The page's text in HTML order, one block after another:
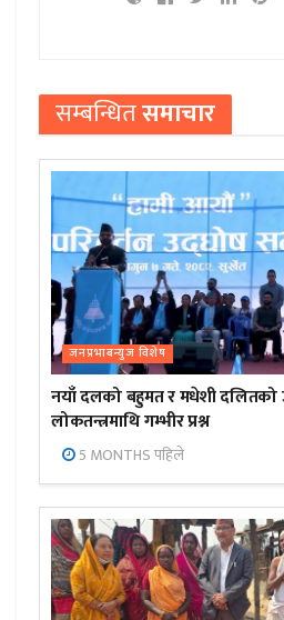
सम्बन्धितसमाचार
जनप्रभाबन्युज विशेष
नयाँ दलको बहुमत र मधेशी दलितको
लोकतन्त्रमाथि गम्भीर प्रश्न
5 MONTHS पहिले